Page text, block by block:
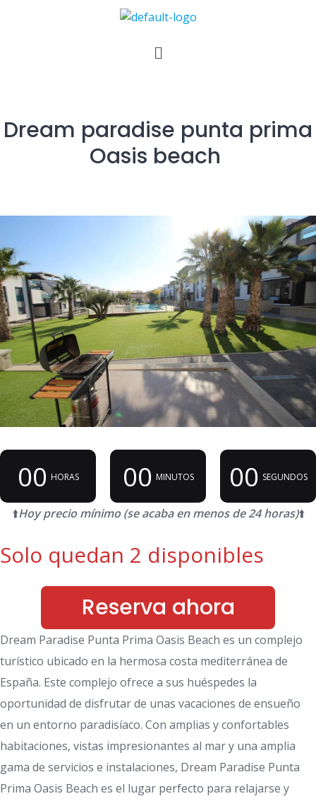
Dream paradise punta prima
Oasis beach
00 HORAS 00 MINUTOS 00 SEGUNDOS
⬆️Hoy precio mínimo (se acaba en menos de 24 horas)⬆️
Solo quedan 2 disponibles
Reserva ahora
Dream Paradise Punta Prima Oasis Beach es un complejo
turístico ubicado en la hermosa costa mediterránea de
España. Este complejo ofrece a sus huéspedes la
oportunidad de disfrutar de unas vacaciones de ensueño
en un entorno paradisíaco. Con amplias y confortables
habitaciones, vistas impresionantes al mar y una amplia
gama de servicios e instalaciones, Dream Paradise Punta
Prima Oasis Beach es el lugar perfecto para relajarse y